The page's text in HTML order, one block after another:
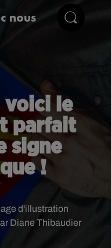
nous
voici le
parfait
signe
!
Diane Thibaudier
d'illustration